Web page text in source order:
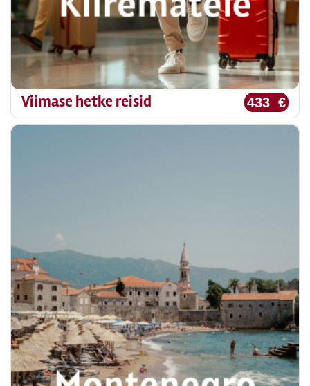
433 €
Viimase hetke reisid